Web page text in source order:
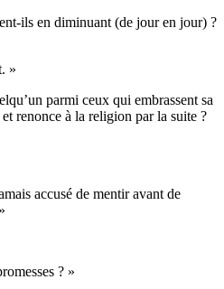
ils en diminuant (de jour en jour) ?
»
parmi ceux qui embrassent sa
renonce à la religion par la suite ?
accusé de mentir avant de
? »